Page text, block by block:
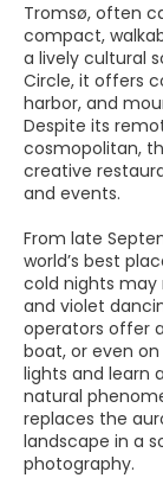
Tromsø, often
compact,
a lively cultural
Circle, it offers
harbor, and
Despite its
cosmopolitan,
creative
and events.
From late
world’s best
cold nights may
and violet
operators offer
boat, or even
lights and learn
natural
replaces the
landscape in a
photography.